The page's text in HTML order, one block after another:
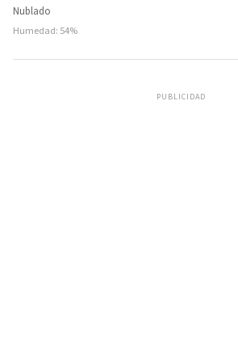
Nublado
Humedad: 54%
PUBLICIDAD